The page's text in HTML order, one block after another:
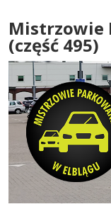
Mistrzowie
(część 495)